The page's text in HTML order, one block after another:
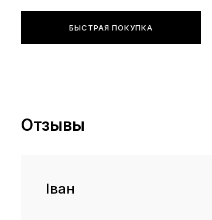
БЫСТРАЯ ПОКУПКА
Отзывы
Іван